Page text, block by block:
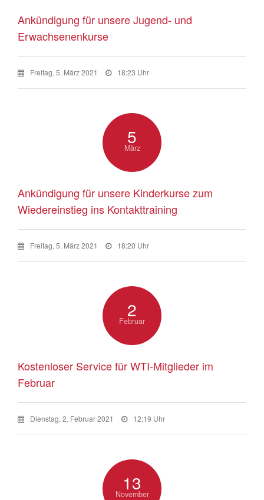
Ankündigung für unsere Jugend- und
Erwachsenenkurse
Freitag, 5. März 2021 18:23 Uhr
5
März
Ankündigung für unsere Kinderkurse zum
Wiedereinstieg ins Kontakttraining
Freitag, 5. März 2021 18:20 Uhr
2
Februar
Kostenloser Service für WTI-Mitglieder im
Februar
Dienstag, 2. Februar 2021 12:19 Uhr
13
November